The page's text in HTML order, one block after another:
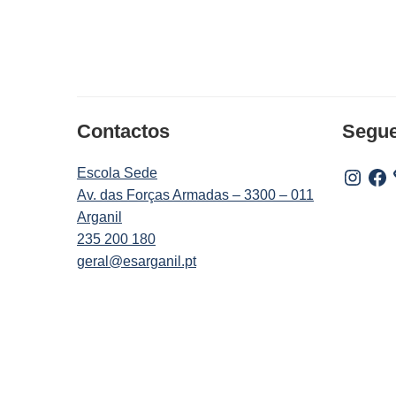
Contactos
Escola Sede
Av. das Forças Armadas – 3300 – 011
Arganil
235 200 180
geral@esarganil.pt